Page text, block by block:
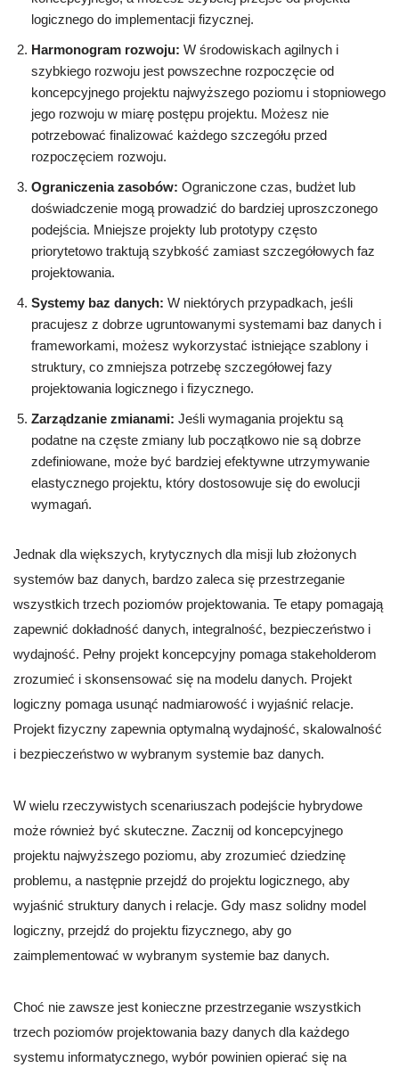
logicznego do implementacji fizycznej.
Harmonogram rozwoju: W środowiskach agilnych i
szybkiego rozwoju jest powszechne rozpoczęcie od
koncepcyjnego projektu najwyższego poziomu i stopniowego
jego rozwoju w miarę postępu projektu. Możesz nie
potrzebować finalizować każdego szczegółu przed
rozpoczęciem rozwoju.
Ograniczenia zasobów: Ograniczone czas, budżet lub
doświadczenie mogą prowadzić do bardziej uproszczonego
podejścia. Mniejsze projekty lub prototypy często
priorytetowo traktują szybkość zamiast szczegółowych faz
projektowania.
Systemy baz danych: W niektórych przypadkach, jeśli
pracujesz z dobrze ugruntowanymi systemami baz danych i
frameworkami, możesz wykorzystać istniejące szablony i
struktury, co zmniejsza potrzebę szczegółowej fazy
projektowania logicznego i fizycznego.
Zarządzanie zmianami: Jeśli wymagania projektu są
podatne na częste zmiany lub początkowo nie są dobrze
zdefiniowane, może być bardziej efektywne utrzymywanie
elastycznego projektu, który dostosowuje się do ewolucji
wymagań.
Jednak dla większych, krytycznych dla misji lub złożonych
systemów baz danych, bardzo zaleca się przestrzeganie
wszystkich trzech poziomów projektowania. Te etapy pomagają
zapewnić dokładność danych, integralność, bezpieczeństwo i
wydajność. Pełny projekt koncepcyjny pomaga stakeholderom
zrozumieć i skonsensować się na modelu danych. Projekt
logiczny pomaga usunąć nadmiarowość i wyjaśnić relacje.
Projekt fizyczny zapewnia optymalną wydajność, skalowalność
i bezpieczeństwo w wybranym systemie baz danych.
W wielu rzeczywistych scenariuszach podejście hybrydowe
może również być skuteczne. Zacznij od koncepcyjnego
projektu najwyższego poziomu, aby zrozumieć dziedzinę
problemu, a następnie przejdź do projektu logicznego, aby
wyjaśnić struktury danych i relacje. Gdy masz solidny model
logiczny, przejdź do projektu fizycznego, aby go
zaimplementować w wybranym systemie baz danych.
Choć nie zawsze jest konieczne przestrzeganie wszystkich
trzech poziomów projektowania bazy danych dla każdego
systemu informatycznego, wybór powinien opierać się na